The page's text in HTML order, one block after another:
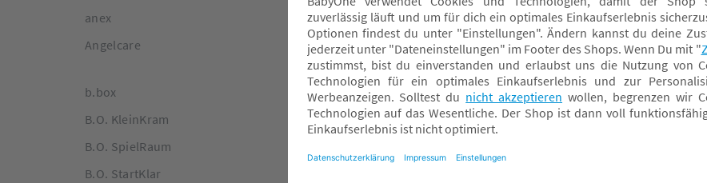
anex
Angelcare
Artländer
Artwizz
b.box
B.O. KleinKram
B.O. SpielRaum
B.O. StartKlar
baby brezza
baby jogger